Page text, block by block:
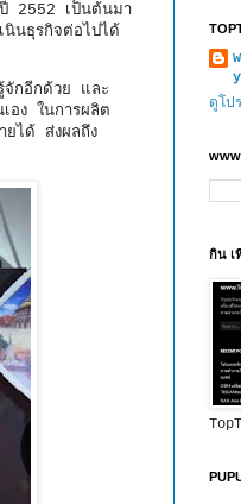
2552 เป็นต้นมา
นินธุรกิจต่อไปได้
จักอีกด้วย และ
อง ในการผลิต
ยได้ ส่งผลถึง
ดูโป
กิน เ